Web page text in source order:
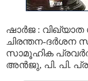
ഷാർജ :
ചിരന്തന-ദർശന
സാമൂഹിക
അൻജു, പി. പി.